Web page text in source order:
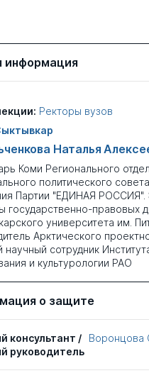
информация
Ректоры вузов
Наталья
Коми Регионального
политического
Партии "ЕДИНАЯ
государственно-правовых
университета им.
Арктического
научный сотрудник
и культурологии РАО
о защите
консультант /
руководитель
Воронцова